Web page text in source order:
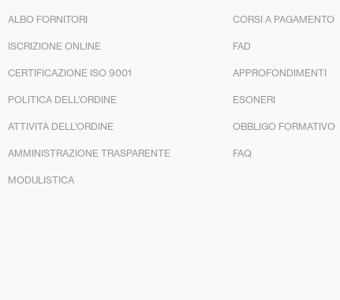
ALBO FORNITORI
ISCRIZIONE ONLINE
CERTIFICAZIONE ISO 9001
POLITICA DELL’ORDINE
ATTIVITÀ DELL’ORDINE
AMMINISTRAZIONE TRASPARENTE
MODULISTICA
CORSI A PAGAMENTO
FAD
APPROFONDIMENTI
ESONERI
OBBLIGO FORMATIVO
FAQ